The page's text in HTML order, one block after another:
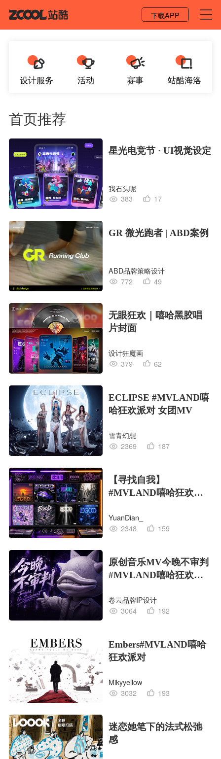
下载APP
设计服务 活动 赛事 站酷海洛
首页推荐
星光电竞节 · UI视觉设定
我石头呢
383
17
GR 微光跑者 | ABD案例
ABD品牌策略设计
772
49
无眼狂欢｜嘻哈黑胶唱
片封面
设计狂魔画
379
62
ECLIPSE #MVLAND嘻
哈狂欢派对 女团MV
雪青幻想
2369
187
【寻找自我】
#MVLAND嘻哈狂欢派
YuanDian_
2348
159
原创音乐MV今晚不审判
#MVLAND嘻哈狂欢派
卷云品牌IP设计
3064
192
Embers#MVLAND嘻哈
狂欢派对
Mikyyellow
3032
193
迷恋她笔下的法式松弛
感